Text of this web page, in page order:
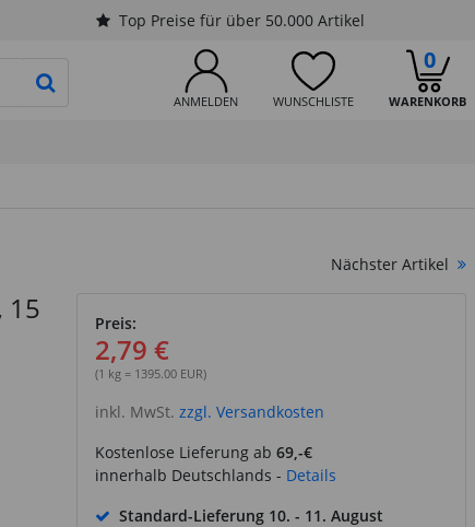
Top Preise für über 50.000 Artikel
ANMELDEN WUNSCHLISTE WARENKORB
0
PRODUKTSUCHE STARTEN
Nächster Artikel
15
Preis:
2,79 €
(1 kg = 1395.00 EUR)
inkl. MwSt. zzgl. Versandkosten
Kostenlose Lieferung ab 69,-€
innerhalb Deutschlands - Details
Standard-Lieferung 10. - 11. August